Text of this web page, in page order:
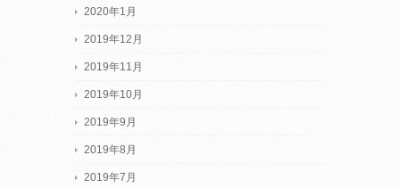
2020年1月
2019年12月
2019年11月
2019年10月
2019年9月
2019年8月
2019年7月